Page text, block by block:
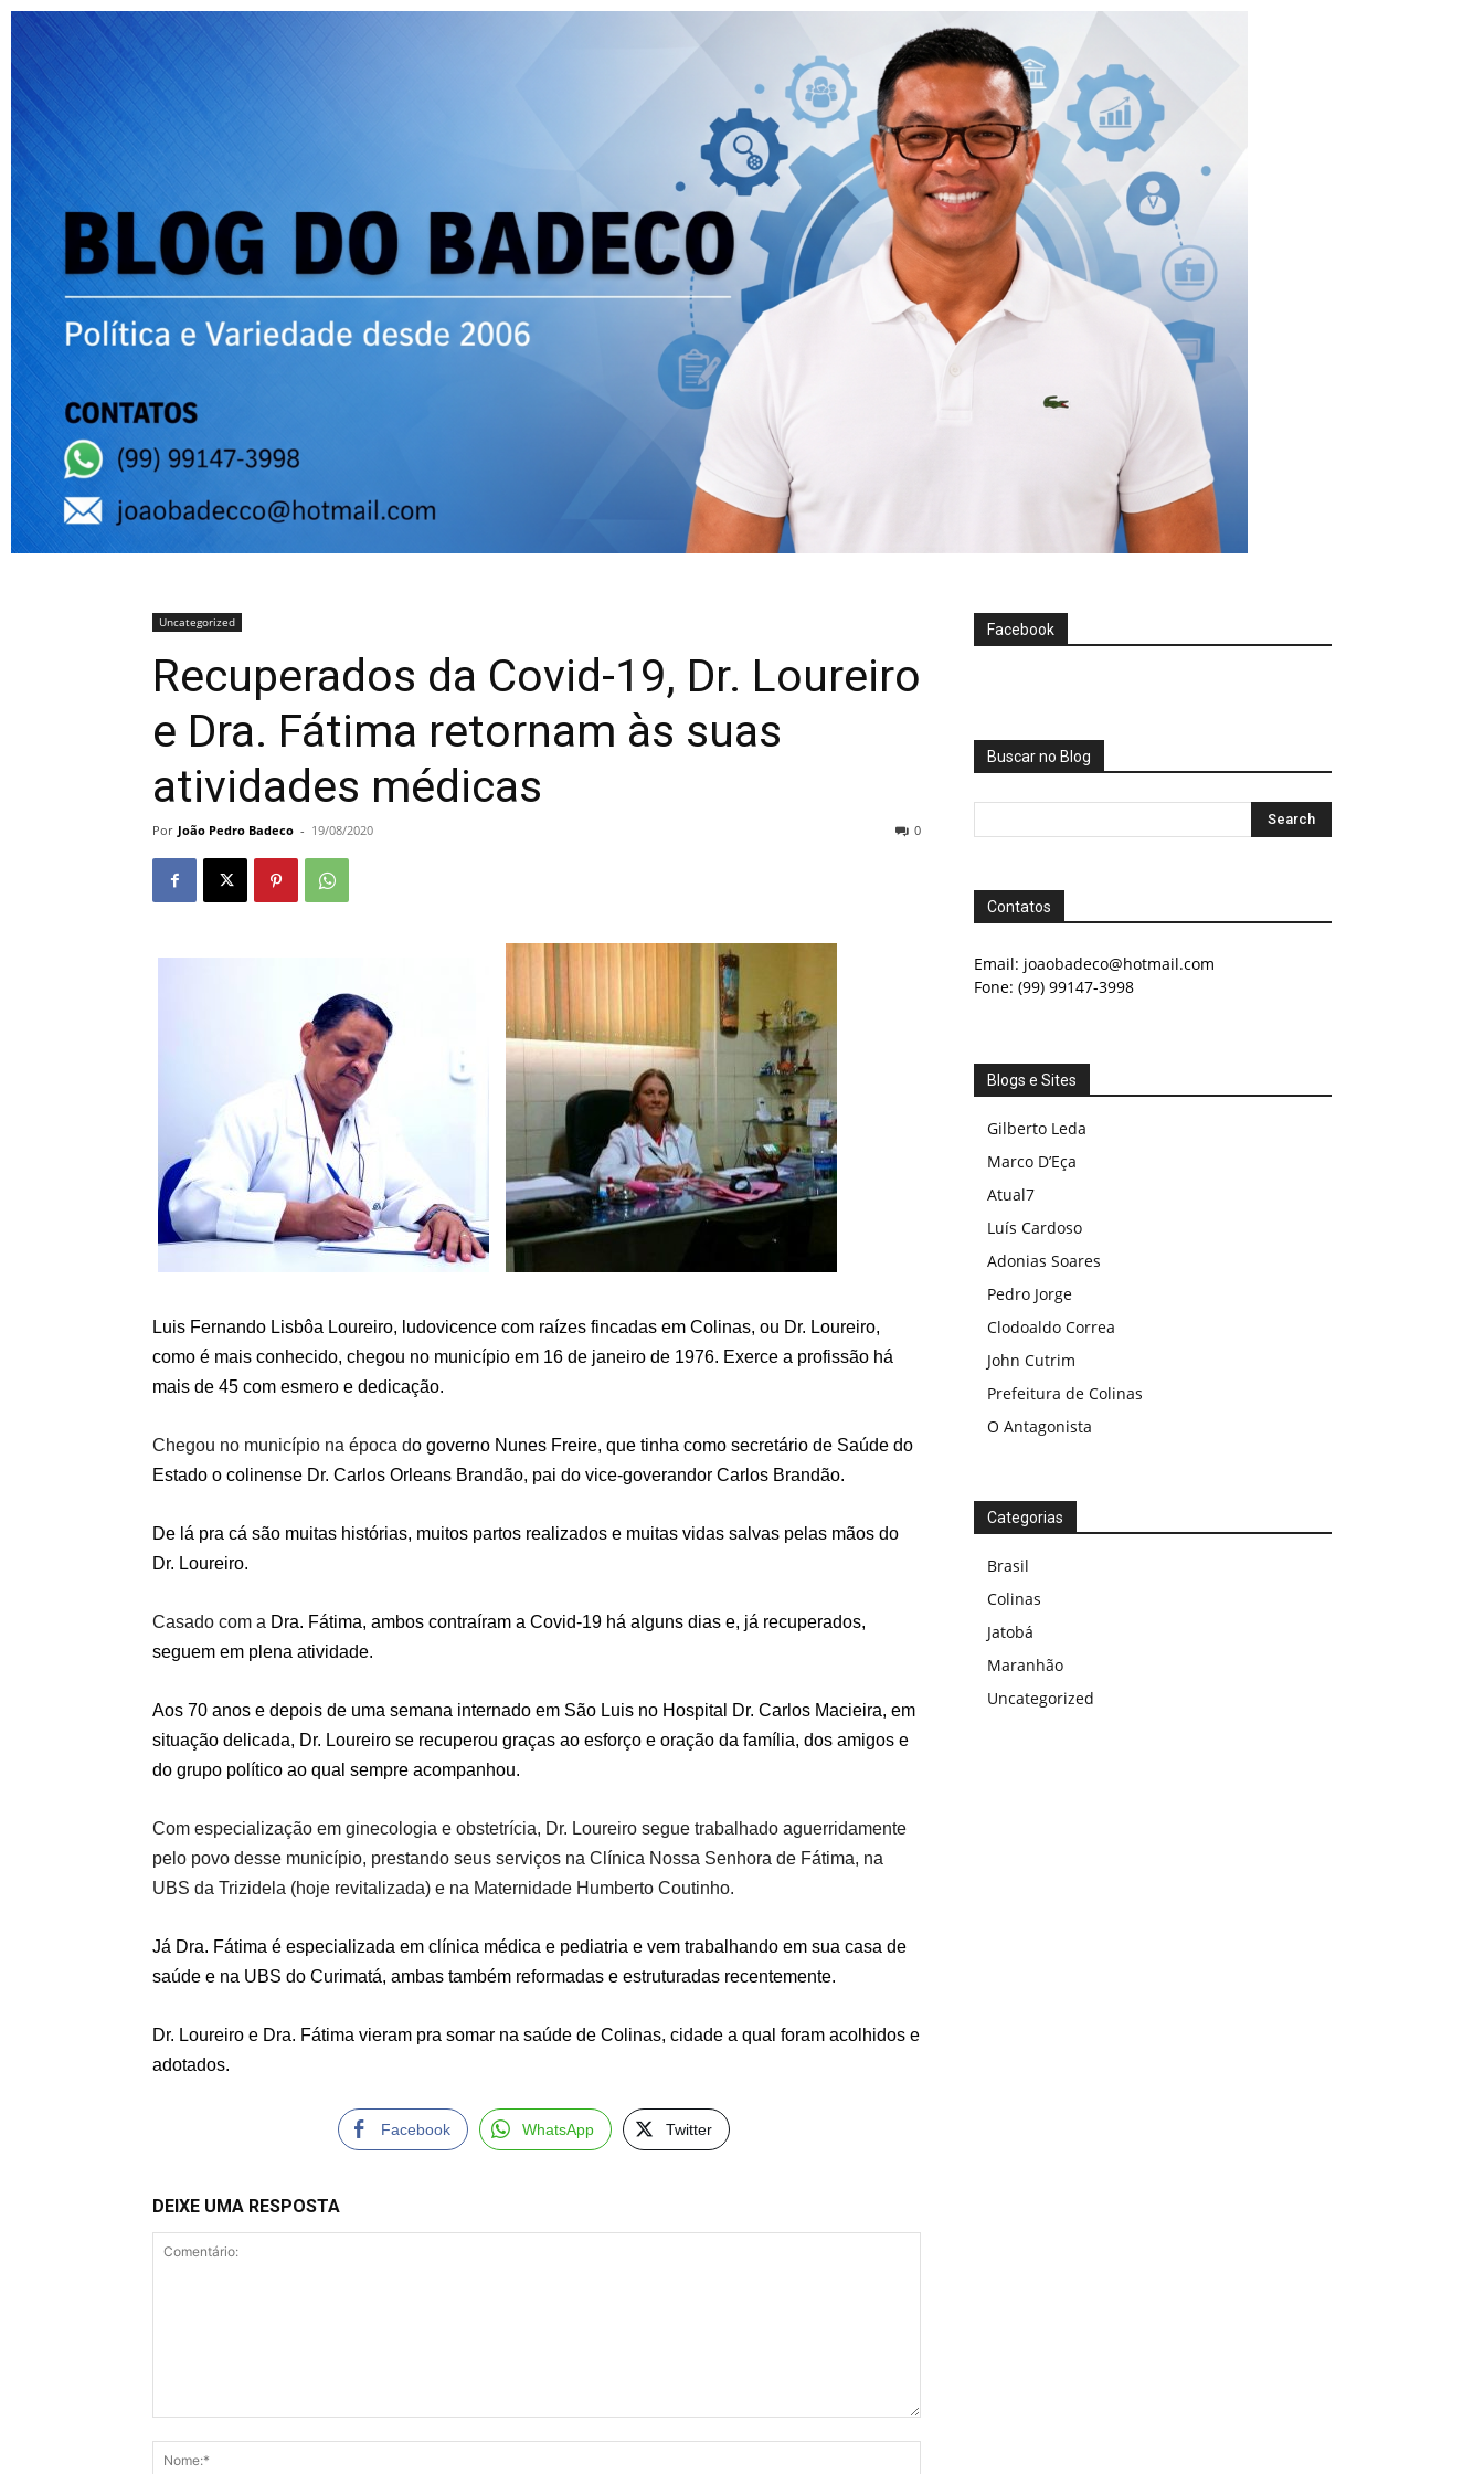
Uncategorized
Recuperados da Covid-19, Dr. Loureiro
e Dra. Fátima retornam às suas
atividades médicas
Por João Pedro Badeco - 19/08/2020 0
Luis Fernando Lisbôa Loureiro, ludovicence com raízes fincadas em Colinas, ou Dr. Loureiro,
como é mais conhecido, chegou no município em 16 de janeiro de 1976. Exerce a profissão há
mais de 45 com esmero e dedicação.
Chegou no município na época do governo Nunes Freire, que tinha como secretário de Saúde do
Estado o colinense Dr. Carlos Orleans Brandão, pai do vice-goverandor Carlos Brandão.
De lá pra cá são muitas histórias, muitos partos realizados e muitas vidas salvas pelas mãos do
Dr. Loureiro.
Casado com a Dra. Fátima, ambos contraíram a Covid-19 há alguns dias e, já recuperados,
seguem em plena atividade.
Aos 70 anos e depois de uma semana internado em São Luis no Hospital Dr. Carlos Macieira, em
situação delicada, Dr. Loureiro se recuperou graças ao esforço e oração da família, dos amigos e
do grupo político ao qual sempre acompanhou.
Com especialização em ginecologia e obstetrícia, Dr. Loureiro segue trabalhado aguerridamente
pelo povo desse município, prestando seus serviços na Clínica Nossa Senhora de Fátima, na
UBS da Trizidela (hoje revitalizada) e na Maternidade Humberto Coutinho.
Já Dra. Fátima é especializada em clínica médica e pediatria e vem trabalhando em sua casa de
saúde e na UBS do Curimatá, ambas também reformadas e estruturadas recentemente.
Dr. Loureiro e Dra. Fátima vieram pra somar na saúde de Colinas, cidade a qual foram acolhidos e
adotados.
Facebook WhatsApp Twitter
DEIXE UMA RESPOSTA
Facebook
Buscar no Blog
Contatos
Email: joaobadeco@hotmail.com
Fone: (99) 99147-3998
Blogs e Sites
Gilberto Leda
Marco D’Eça
Atual7
Luís Cardoso
Adonias Soares
Pedro Jorge
Clodoaldo Correa
John Cutrim
Prefeitura de Colinas
O Antagonista
Categorias
Brasil
Colinas
Jatobá
Maranhão
Uncategorized